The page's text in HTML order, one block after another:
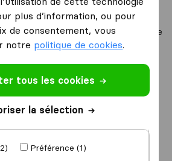
plus d’information, ou pour
de consentement, vous
notre politique de cookies.
tous les cookies
la sélection
Préférence (1)
qui veulent déménager à
leur faciliter la procédure. De
un service de devis gratuit et une
devis pour mieux choisir le
sur la base de critères
internationaux
sont:
en déménagements